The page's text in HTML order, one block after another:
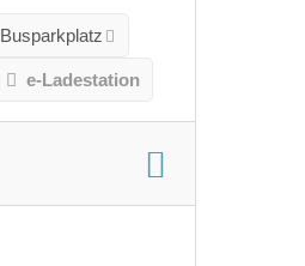
Busparkplatz
e-Ladestation